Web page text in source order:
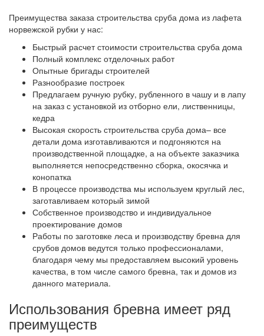
Преимущества заказа строительства сруба дома из лафета
норвежской рубки у нас:
Быстрый расчет стоимости строительства сруба дома
Полный комплекс отделочных работ
Опытные бригады строителей
Разнообразие построек
Предлагаем ручную рубку, рубленного в чашу и в лапу
на заказ с установкой из отборно ели, лиственницы,
кедра
Высокая скорость строительства сруба дома– все
детали дома изготавливаются и подгоняются на
производственной площадке, а на объекте заказчика
выполняется непосредственно сборка, окосячка и
конопатка
В процессе производства мы используем круглый лес,
заготавливаем который зимой
Собственное производство и индивидуальное
проектирование домов
Работы по заготовке леса и производству бревна для
срубов домов ведутся только профессионалами,
благодаря чему мы предоставляем высокий уровень
качества, в том числе самого бревна, так и домов из
данного материала.
Использования бревна имеет ряд
преимуществ